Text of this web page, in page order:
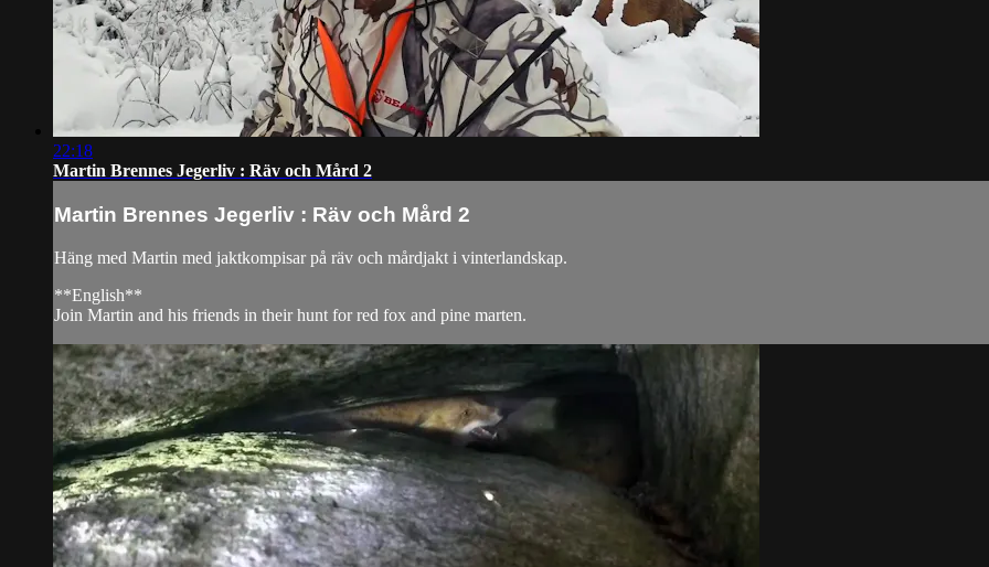
22:18
Martin Brennes Jegerliv : Räv och Mård 2
Martin Brennes Jegerliv : Räv och Mård 2
Häng med Martin med jaktkompisar på räv och mårdjakt i vinterlandskap.
**English**
Join Martin and his friends in their hunt for red fox and pine marten.